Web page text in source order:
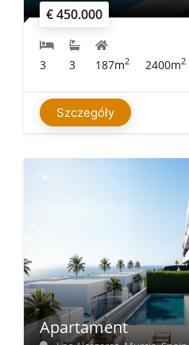
€ 450.000
3 3 187m2 2400m2
Szczegóły
Apartament